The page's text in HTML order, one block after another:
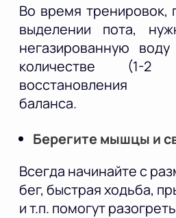
Во время тренировок,
выделении пота,
негазированную
количестве (1-
восстановления
баланса.
Берегите мышцы и
Всегда начинайте с
бег, быстрая ходьба,
и т.п. помогут